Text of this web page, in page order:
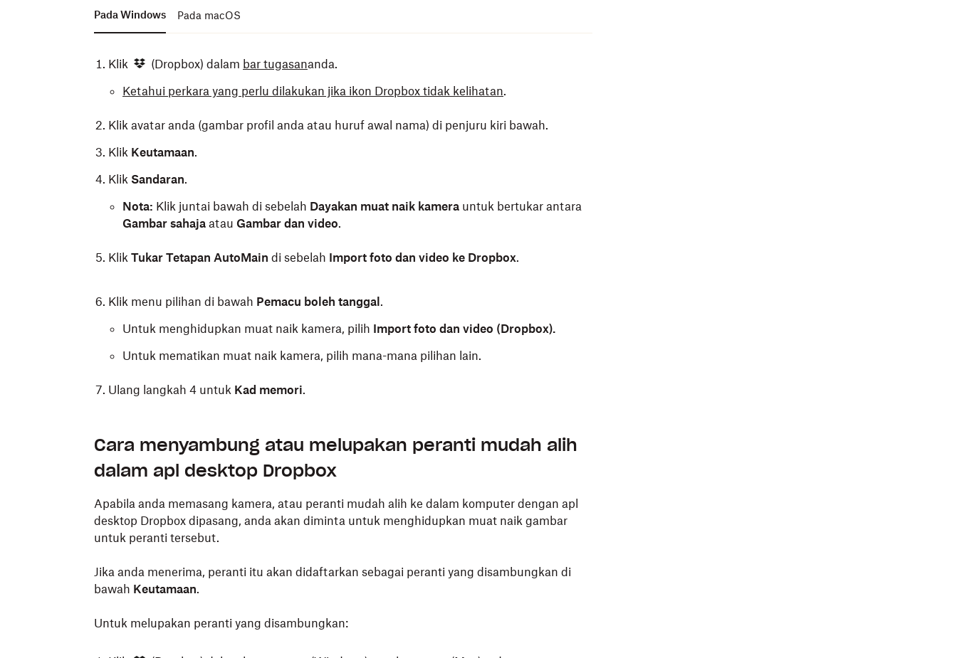
Pada Windows Pada macOS
Klik (Dropbox) dalam bar tugasananda.
Ketahui perkara yang perlu dilakukan jika ikon Dropbox tidak kelihatan.
Klik avatar anda (gambar profil anda atau huruf awal nama) di penjuru kiri bawah.
Klik Keutamaan.
Klik Sandaran.
Nota: Klik juntai bawah di sebelah Dayakan muat naik kamera untuk bertukar antara
Gambar sahaja atau Gambar dan video.
Klik Tukar Tetapan AutoMain di sebelah Import foto dan video ke Dropbox.
Klik menu pilihan di bawah Pemacu boleh tanggal .
Untuk menghidupkan muat naik kamera, pilih Import foto dan video (Dropbox).
Untuk mematikan muat naik kamera, pilih mana-mana pilihan lain.
Ulang langkah 4 untuk Kad memori.
Ketahui perkara yang perlu dilakukan jika ikon Dropbox tidak kelihatan.
KlikKeutamaan.
KlikSandarkan.
Togolbuka Muat Naik Kamerauntuk memuat naik gambar dan video daripada peranti
anda yang bersambung.
Pilih
Gambar sahaja Gambar dan video sahaja
Cara menyambung atau melupakan peranti mudah alih
dalam apl desktop Dropbox
Apabila anda memasang kamera, atau peranti mudah alih ke dalam komputer dengan apl
desktop Dropbox dipasang, anda akan diminta untuk menghidupkan muat naik gambar
untuk peranti tersebut.
Jika anda menerima, peranti itu akan didaftarkan sebagai peranti yang disambungkan di
bawah Keutamaan.
Untuk melupakan peranti yang disambungkan: